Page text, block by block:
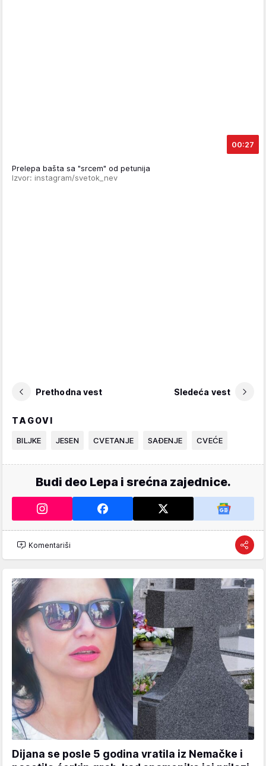
00:27
Prelepa bašta sa "srcem" od petunija
Izvor: instagram/svetok_nev
Prethodna vest Sledeća vest
TAGOVI
BILJKE JESEN CVETANJE SAĐENJE CVEĆE
Budi deo Lepa i srećna zajednice.
Komentariši
Dijana se posle 5 godina vratila iz Nemačke i